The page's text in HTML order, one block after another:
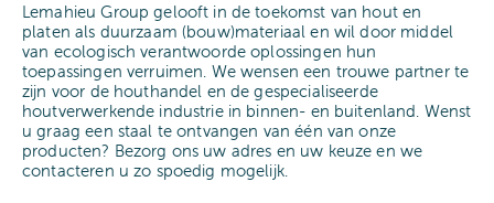
Lemahieu Group gelooft in de toekomst van hout en
platen als duurzaam (bouw)materiaal en wil door middel
van ecologisch verantwoorde oplossingen hun
toepassingen verruimen. We wensen een trouwe partner te
zijn voor de houthandel en de gespecialiseerde
houtverwerkende industrie in binnen- en buitenland. Wenst
u graag een staal te ontvangen van één van onze
producten? Bezorg ons uw adres en uw keuze en we
contacteren u zo spoedig mogelijk.